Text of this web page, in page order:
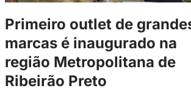
Primeiro outlet de
marcas é inaugurado na
região Metropolitana de
Ribeirão Preto